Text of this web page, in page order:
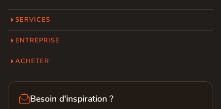
SERVICES
ENTREPRISE
ACHETER
Besoin d'inspiration ?